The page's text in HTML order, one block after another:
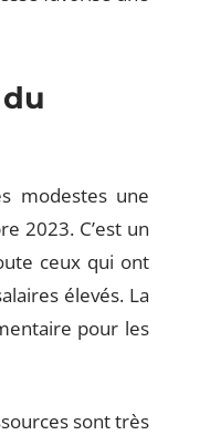
modestes une
2023. C’est un
ceux qui ont
élevés. La
pour les
sont très